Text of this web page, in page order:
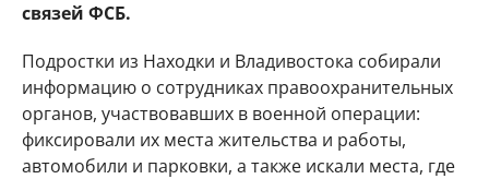
связей ФСБ.
Подростки из Находки и Владивостока собирали
информацию о сотрудниках правоохранительных
органов, участвовавших в военной операции:
фиксировали их места жительства и работы,
автомобили и парковки, а также искали места, где